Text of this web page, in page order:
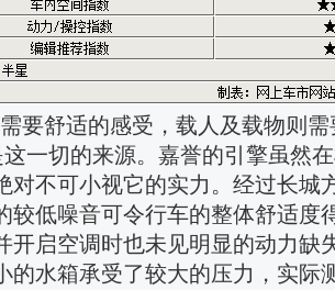
要舒适的感受，载人及载物则
一切的来源。嘉誉的引擎虽然
对不可小视它的实力。经过长城
较低噪音可令行车的整体舒适度
开启空调时也未见明显的动力缺
的水箱承受了较大的压力，实际